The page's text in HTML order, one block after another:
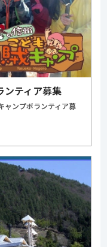
ンティア募集
ャンプボランティア募